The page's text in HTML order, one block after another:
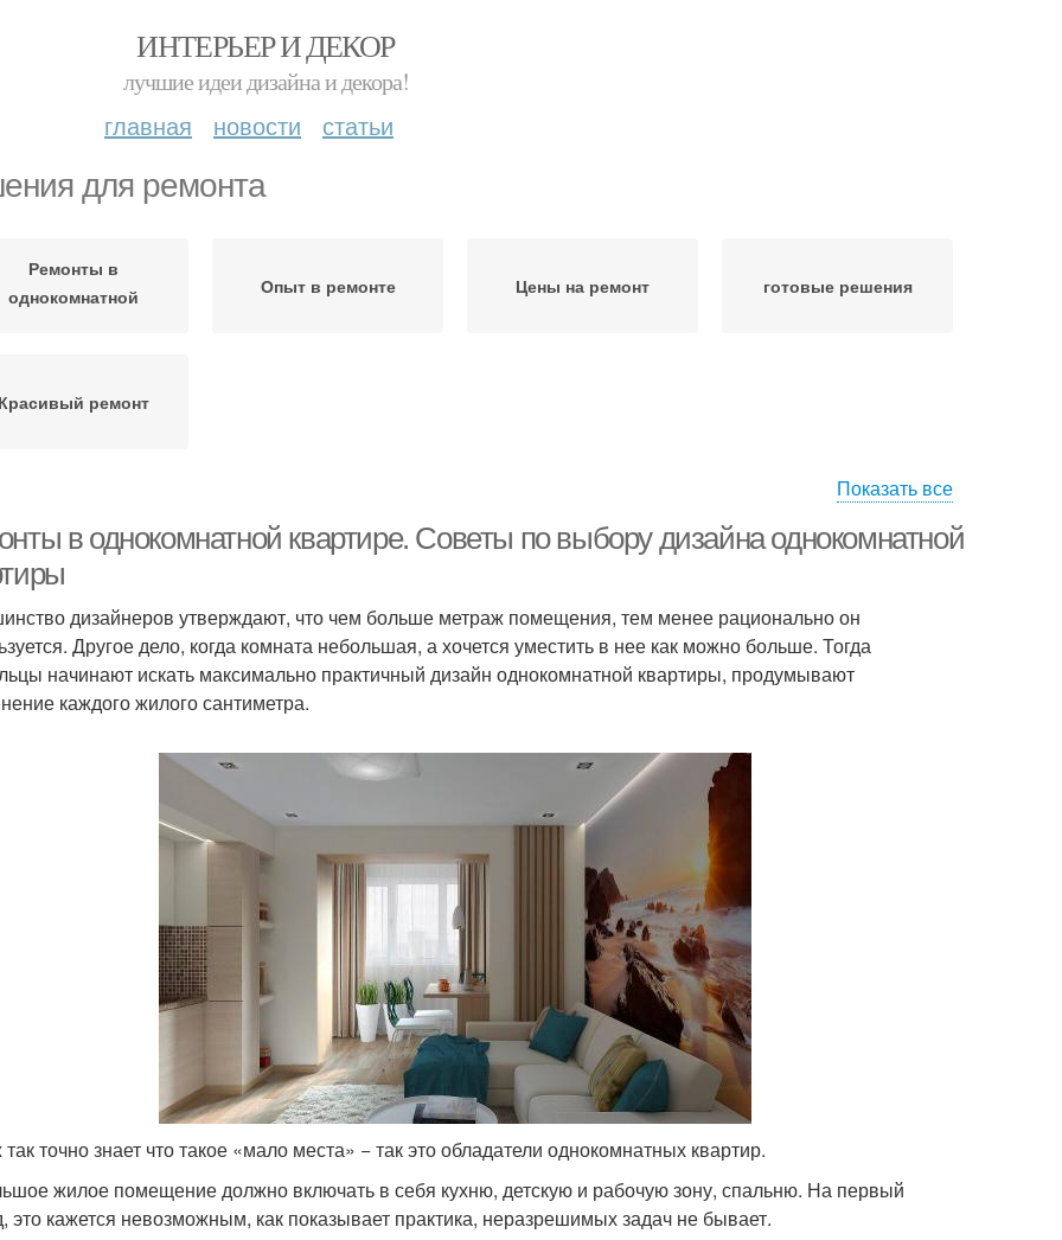
ИНТЕРЬЕР И ДЕКОР
лучшие идеи дизайна и декора!
главная новости статьи
для ремонта
Ремонты в
однокомнатной
Опыт в ремонте Цены на ремонт ​готовые решения
Красивый ремонт
Показать все
в однокомнатной квартире. Советы по выбору дизайна однокомнатной
дизайнеров утверждают, что чем больше метраж помещения, тем менее рационально он
Другое дело, когда комната небольшая, а хочется уместить в нее как можно больше. Тогда
начинают искать максимально практичный дизайн однокомнатной квартиры, продумывают
каждого жилого сантиметра.
так точно знает что такое «мало места» − так это обладатели однокомнатных квартир.
жилое помещение должно включать в себя кухню, детскую и рабочую зону, спальню. На первый
это кажется невозможным, как показывает практика, неразрешимых задач не бывает.